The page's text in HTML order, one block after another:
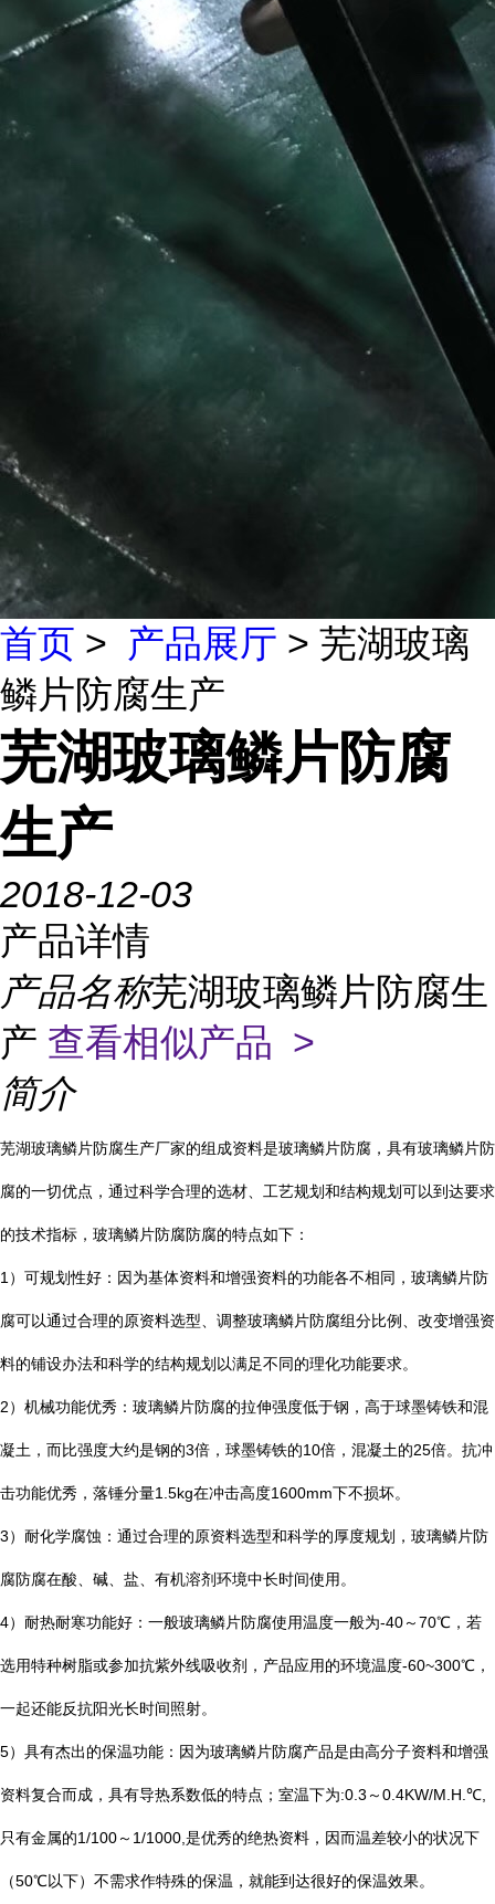
首页 > 产品展厅 > 芜湖玻璃
鳞片防腐生产
芜湖玻璃鳞片防腐
生产
2018-12-03
产品详情
产品名称芜湖玻璃鳞片防腐生
产 查看相似产品 >
简介
芜湖玻璃鳞片防腐生产厂家的组成资料是玻璃鳞片防腐，具有玻璃鳞片防
腐的一切优点，通过科学合理的选材、工艺规划和结构规划可以到达要求
的技术指标，玻璃鳞片防腐防腐的特点如下：
1 ）可规划性好：因为基体资料和增强资料的功能各不相同，玻璃鳞片防
腐可以通过合理的原资料选型、调整玻璃鳞片防腐组分比例、改变增强资
料的铺设办法和科学的结构规划以满足不同的理化功能要求。
2）机械功能优秀：玻璃鳞片防腐的拉伸强度低于钢，高于球墨铸铁和混
凝土，而比强度大约是钢的3倍，球墨铸铁的10倍，混凝土的25倍。抗冲
击功能优秀，落锤分量1.5kg在冲击高度1600mm下不损坏。
3）耐化学腐蚀：通过合理的原资料选型和科学的厚度规划，玻璃鳞片防
腐防腐在酸、碱、盐、有机溶剂环境中长时间使用。
4）耐热耐寒功能好：一般玻璃鳞片防腐使用温度一般为-40～70℃ ，若
选用特种树脂或参加抗紫外线吸收剂，产品应用的环境温度-60~300℃ ，
一起还能反抗阳光长时间照射。
5）具有杰出的保温功能：因为玻璃鳞片防腐产品是由高分子资料和增强
资料复合而成，具有导热系数低的特点；室温下为:0.3 ～0.4KW/M.H. ℃
只有金属的1/100～ 1/1000, 是优秀的绝热资料，因而温差较小的状况下
（50℃以下）不需求作特殊的保温，就能到达很好的保温效果。